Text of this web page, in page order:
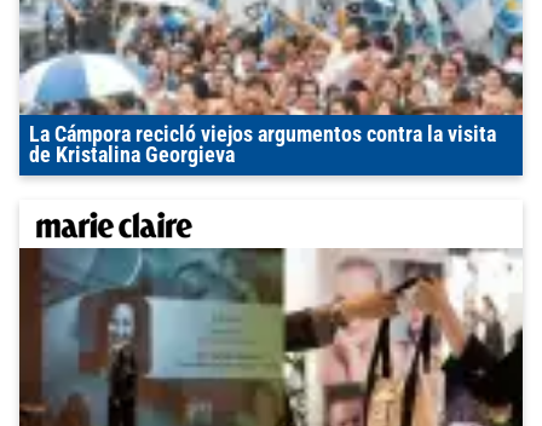
La Cámpora recicló viejos argumentos contra la visita
de Kristalina Georgieva